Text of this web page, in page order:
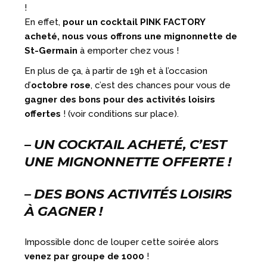
!
En effet, pour un cocktail PINK FACTORY
acheté, nous vous offrons une mignonnette de
St-Germain à emporter chez vous !
En plus de ça, à partir de 19h et à l’occasion
d’octobre rose, c’est des chances pour vous de
gagner des bons pour des activités loisirs
offertes ! (voir conditions sur place).
– UN COCKTAIL ACHETÉ, C’EST
UNE MIGNONNETTE OFFERTE !
– DES BONS ACTIVITÉS LOISIRS
À GAGNER !
Impossible donc de louper cette soirée alors
venez par groupe de 1000 !